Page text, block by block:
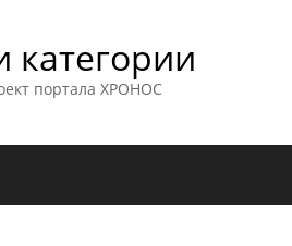
категории
портала ХРОНОС